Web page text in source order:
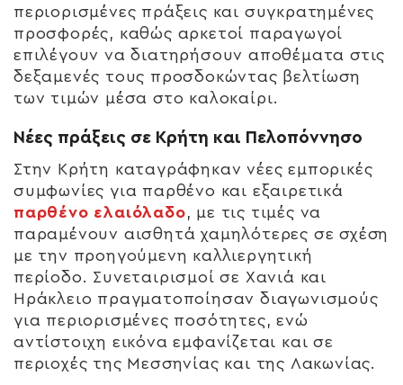
περιορισμένες πράξεις και συγκρατημένες
προσφορές, καθώς αρκετοί παραγωγοί
επιλέγουν να διατηρήσουν αποθέματα στις
δεξαμενές τους προσδοκώντας βελτίωση
των τιμών μέσα στο καλοκαίρι.
Νέες πράξεις σε Κρήτη και Πελοπόννησο
Στην Κρήτη καταγράφηκαν νέες εμπορικές
συμφωνίες για παρθένο και εξαιρετικά
παρθένο ελαιόλαδο, με τις τιμές να
παραμένουν αισθητά χαμηλότερες σε σχέση
με την προηγούμενη καλλιεργητική
περίοδο. Συνεταιρισμοί σε Χανιά και
Ηράκλειο πραγματοποίησαν διαγωνισμούς
για περιορισμένες ποσότητες, ενώ
αντίστοιχη εικόνα εμφανίζεται και σε
περιοχές της Μεσσηνίας και της Λακωνίας.